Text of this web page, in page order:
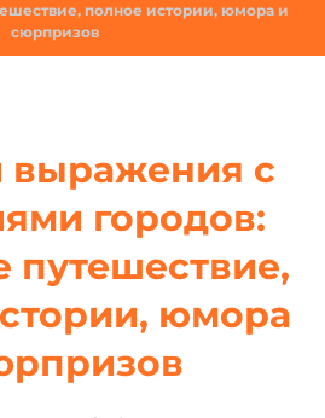
полное истории, юмора и
сюрпризов
с
городов:
путешествие,
юмора